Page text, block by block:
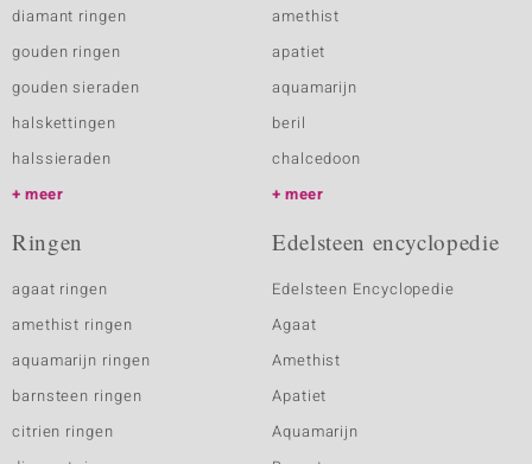
diamant ringen
gouden ringen
gouden sieraden
halskettingen
halssieraden
meer
amethist
apatiet
aquamarijn
beril
chalcedoon
meer
Ringen
agaat ringen
amethist ringen
aquamarijn ringen
barnsteen ringen
citrien ringen
Edelsteen encyclopedie
Edelsteen Encyclopedie
Agaat
Amethist
Apatiet
Aquamarijn